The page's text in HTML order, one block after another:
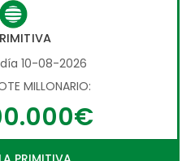
10-08-2026
MILLONARIO: